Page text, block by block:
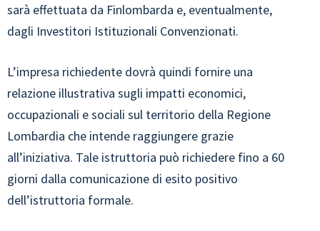
sarà effettuata da Finlombarda e, eventualmente,
dagli Investitori Istituzionali Convenzionati.
L’impresa richiedente dovrà quindi fornire una
relazione illustrativa sugli impatti economici,
occupazionali e sociali sul territorio della Regione
Lombardia che intende raggiungere grazie
all’iniziativa. Tale istruttoria può richiedere fino a 60
giorni dalla comunicazione di esito positivo
dell’istruttoria formale.